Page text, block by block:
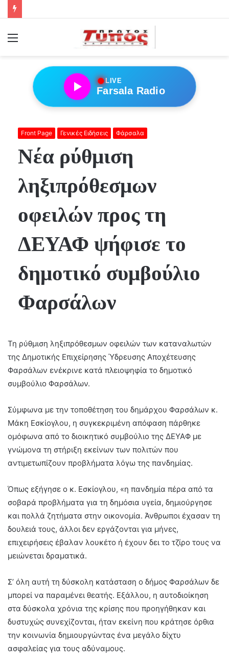
Menu
●LIVE
Farsala Radio
Front Page Γενικές Ειδήσεις Φάρσαλα
Νέα ρύθμιση
ληξιπρόθεσμων
οφειλών προς τη
ΔΕΥΑΦ ψήφισε το
δημοτικό συμβούλιο
Φαρσάλων
Τη ρύθμιση ληξιπρόθεσμων οφειλών των καταναλωτών
της Δημοτικής Επιχείρησης Ύδρευσης Αποχέτευσης
Φαρσάλων ενέκρινε κατά πλειοψηφία το δημοτικό
συμβούλιο Φαρσάλων.
Σύμφωνα με την τοποθέτηση του δημάρχου Φαρσάλων κ.
Μάκη Εσκίογλου, η συγκεκριμένη απόφαση πάρθηκε
ομόφωνα από το διοικητικό συμβούλιο της ΔΕΥΑΦ με
γνώμονα τη στήριξη εκείνων των πολιτών που
αντιμετωπίζουν προβλήματα λόγω της πανδημίας.
Όπως εξήγησε ο κ. Εσκίογλου, «η πανδημία πέρα από τα
σοβαρά προβλήματα για τη δημόσια υγεία, δημιούργησε
και πολλά ζητήματα στην οικονομία. Άνθρωποι έχασαν τη
δουλειά τους, άλλοι δεν εργάζονται για μήνες,
επιχειρήσεις έβαλαν λουκέτο ή έχουν δει το τζίρο τους να
μειώνεται δραματικά.
Σ’ όλη αυτή τη δύσκολη κατάσταση ο δήμος Φαρσάλων δε
μπορεί να παραμένει θεατής. Εξάλλου, η αυτοδιοίκηση
στα δύσκολα χρόνια της κρίσης που προηγήθηκαν και
δυστυχώς συνεχίζονται, ήταν εκείνη που κράτησε όρθια
την κοινωνία δημιουργώντας ένα μεγάλο δίχτυ
ασφαλείας για τους αδύναμους.